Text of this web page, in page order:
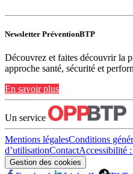
Newsletter PréventionBTP
Découvrez et faites découvrir la
approche santé, sécurité et
En savoir plus
Un service
Mentions légalesConditions
d’utilisationContactAccessibilité
Gestion des cookies